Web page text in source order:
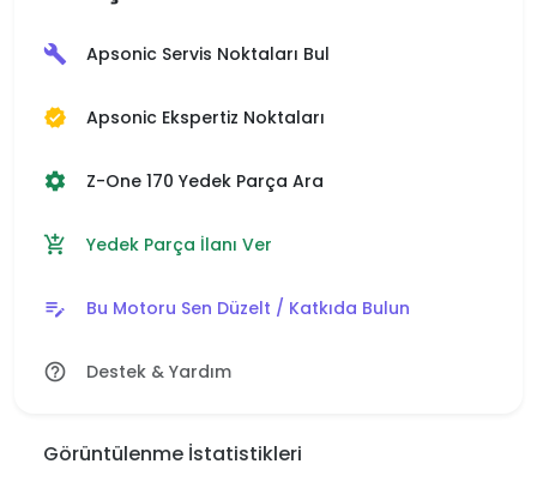
build Apsonic Servis Noktaları Bul
verified Apsonic Ekspertiz Noktaları
settings Z-One 170 Yedek Parça Ara
add_shopping_cart Yedek Parça İlanı Ver
edit_note Bu Motoru Sen Düzelt / Katkıda Bulun
help_outline Destek & Yardım
Görüntülenme İstatistikleri